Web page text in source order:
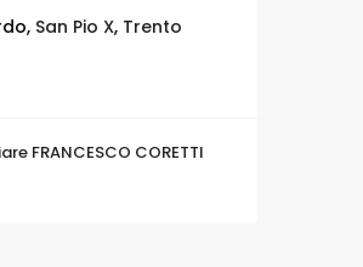
San Pio X, Trento
FRANCESCO CORETTI